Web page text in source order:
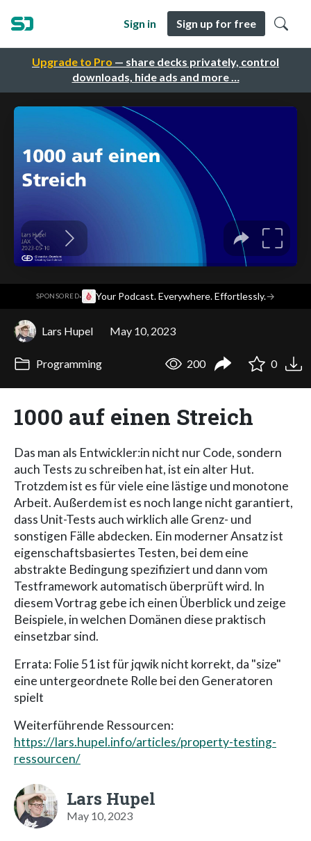
Upgrade to Pro — share decks privately, control
downloads, hide ads and more …
Sign in Sign up for free
SPONSORED· Your Podcast. Everywhere. Effortlessly.→
Lars Hupel May 10, 2023
Programming 200 0
1000 auf einen Streich
Das man als Entwickler:in nicht nur Code, sondern
auch Tests zu schreiben hat, ist ein alter Hut.
Trotzdem ist es für viele eine lästige und monotone
Arbeit. Außerdem ist es noch lange nicht garantiert,
dass Unit-Tests auch wirklich alle Grenz- und
sonstigen Fälle abdecken. Ein moderner Ansatz ist
eigenschaftsbasiertes Testen, bei dem eine
abstrakte Bedingung spezifiziert und dann vom
Testframework automatisch überprüft wird. In
diesem Vortrag gebe ich einen Überblick und zeige
Beispiele, in welchen Domänen diese praktisch
einsetzbar sind.
Errata: Folie 51 ist für jqwik nicht korrekt, da "size"
eine untergeordnete Rolle bei den Generatoren
spielt
Weiterführende Ressourcen:
https://lars.hupel.info/articles/property-testing-
ressourcen/
Lars Hupel
May 10, 2023